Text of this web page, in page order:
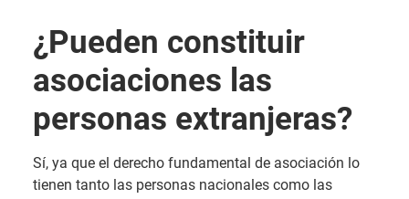
¿Pueden constituir
asociaciones las
personas extranjeras?
Sí, ya que el derecho fundamental de asociación lo
tienen tanto las personas nacionales como las